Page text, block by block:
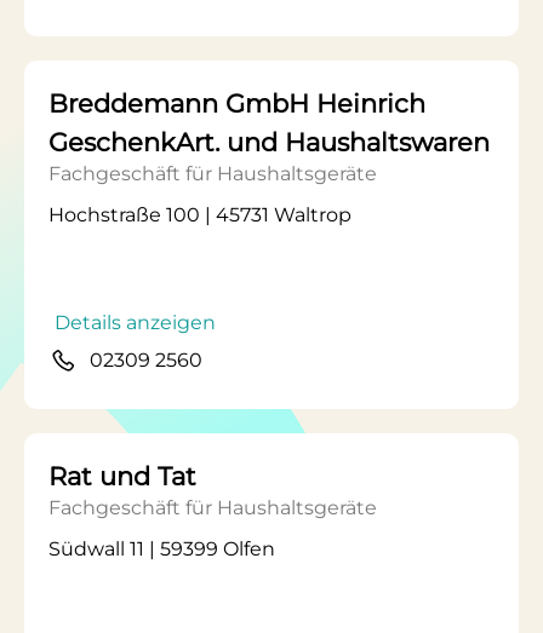
Breddemann GmbH Heinrich
GeschenkArt. und Haushaltswaren
Fachgeschäft für Haushaltsgeräte
Hochstraße 100 | 45731 Waltrop
Details anzeigen
02309 2560
Rat und Tat
Fachgeschäft für Haushaltsgeräte
Südwall 11 | 59399 Olfen